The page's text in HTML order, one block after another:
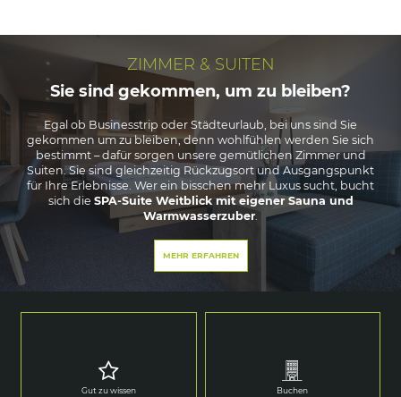
ZIMMER & SUITEN
Sie sind gekommen, um zu bleiben?
Egal ob Businesstrip oder Städteurlaub, bei uns sind Sie
gekommen um zu bleiben, denn wohlfühlen werden Sie sich
bestimmt – dafür sorgen unsere gemütlichen Zimmer und
Suiten. Sie sind gleichzeitig Rückzugsort und Ausgangspunkt
für Ihre Erlebnisse. Wer ein bisschen mehr Luxus sucht, bucht
sich die SPA-Suite Weitblick mit eigener Sauna und
Warmwasserzuber.
MEHR ERFAHREN
Gut zu wissen Buchen